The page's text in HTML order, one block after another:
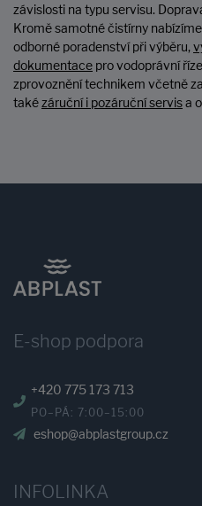
závislosti na typu servisu.
Kromě samotné čistírny nabízíme
odborné poradenství při výběru,
dokumentace pro vodoprávní
zprovoznění technikem včetně
takézáruční i pozáruční servisa
E-shop podpora
+420 775 173 713
PO–PÁ: 7:00–15:00
eshop@abplastgroup.cz
INFOLINKA